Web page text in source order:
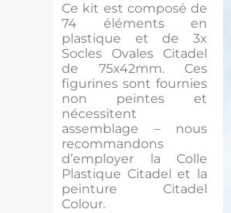
Ce kit est composé de
74 éléments en
plastique et de 3x
Socles Ovales Citadel
de 75x42mm. Ces
figurines sont fournies
non peintes et
nécessitent
assemblage – nous
recommandons
d’employer la Colle
Plastique Citadel et la
peinture Citadel
Colour.